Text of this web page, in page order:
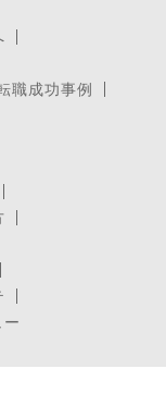
職成功事例